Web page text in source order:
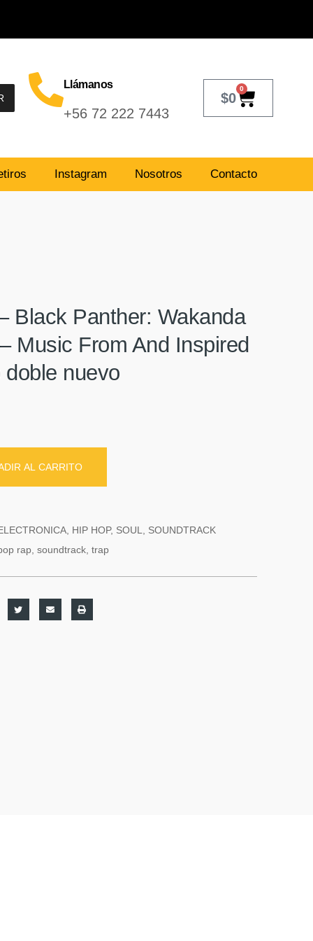
Llámanos
+56 72 222 7443
$0
0
Instagram Nosotros Contacto
Black Panther: Wakanda
Music From And Inspired
doble nuevo
AL CARRITO
, HIP HOP, SOUL, SOUNDTRACK
rap, soundtrack, trap